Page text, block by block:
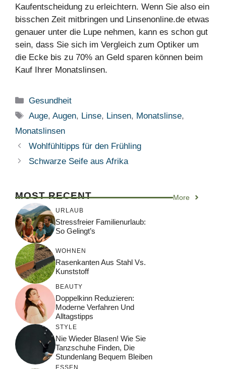
Kaufentscheidung zu erleichtern. Wenn Sie also ein
bisschen Zeit mitbringen und Linsenonline.de etwas
genauer unter die Lupe nehmen, kann es schon gut
sein, dass Sie sich im Vergleich zum Optiker um
die Ecke bis zu 70% an Geld sparen können beim
Kauf Ihrer Monatslinsen.
Kategorien
Gesundheit
Schlagwörter
Auge,Augen, Linse, Linsen, Monatslinse,
Monatslinsen
Wohlfühltipps für den Frühling
Schwarze Seife aus Afrika
MOST RECENT More
URLAUB
Stressfreier Familienurlaub:
So Gelingt’s
WOHNEN
Rasenkanten Aus Stahl Vs.
Kunststoff
BEAUTY
Doppelkinn Reduzieren:
Moderne Verfahren Und
Alltagstipps
STYLE
Nie Wieder Blasen! Wie Sie
Tanzschuhe Finden, Die
Stundenlang Bequem Bleiben
ESSEN